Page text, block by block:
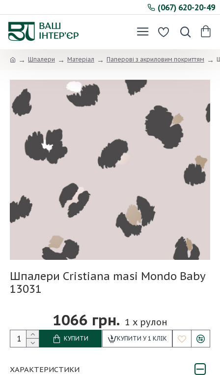
(067) 620-20-49
Шпалери Матеріал Паперові з акриловим покриттям
Шпалери Cristiana masi Mondo Baby
13031
1066 грн. 1 x рулон
КУПИТИ КУПИТИ У 1 КЛІК
ХАРАКТЕРИСТИКИ